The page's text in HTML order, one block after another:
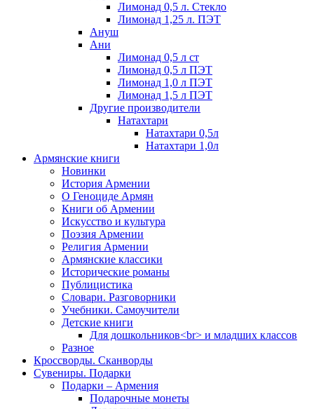
Лимонад 0,5 л. Стекло
Лимонад 1,25 л. ПЭТ
Ануш
Ани
Лимонад 0,5 л ст
Лимонад 0,5 л ПЭТ
Лимонад 1,0 л ПЭТ
Лимонад 1,5 л ПЭТ
Другие производители
Натахтари
Натахтари 0,5л
Натахтари 1,0л
Армянские книги
Новинки
История Армении
О Геноциде Армян
Книги об Армении
Иcкусство и культура
Поэзия Армении
Религия Армении
Армянские классики
Исторические романы
Публицистика
Словари. Разговорники
Учебники. Самоучители
Детские книги
Для дошкольников<br> и младших классов
Разное
Кроссворды. Сканворды
Сувениры. Подарки
Подарки – Армения
Подарочные монеты